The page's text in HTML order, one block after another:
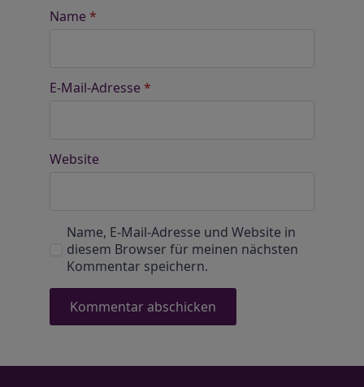
Name *
E-Mail-Adresse *
Website
Name, E-Mail-Adresse und Website in
diesem Browser für meinen nächsten
Kommentar speichern.